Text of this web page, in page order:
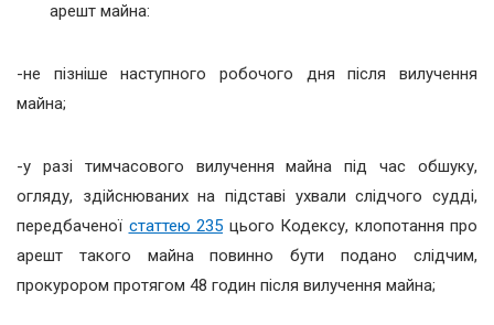
арешт майна:
-не пізніше наступного робочого дня після вилучення
майна;
-у разі тимчасового вилучення майна під час обшуку,
огляду, здійснюваних на підставі ухвали слідчого судді,
передбаченої статтею 235 цього Кодексу, клопотання про
арешт такого майна повинно бути подано слідчим,
прокурором протягом 48 годин після вилучення майна;